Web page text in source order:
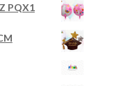
PQX1